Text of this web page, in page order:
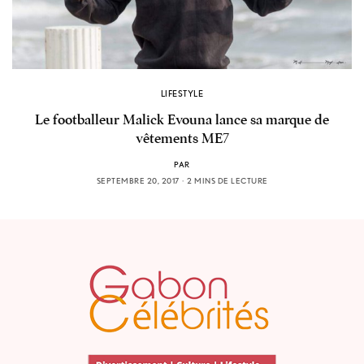
LIFESTYLE
Le footballeur Malick Evouna lance sa marque de
vêtements ME7
PAR
SEPTEMBRE 20, 2017
2 MINS DE LECTURE